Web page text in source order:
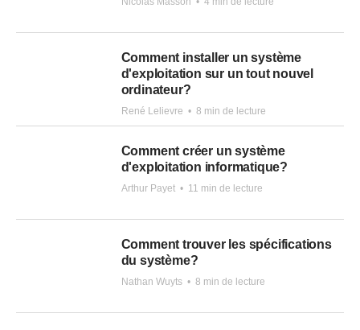
Comment installer un système
d'exploitation sur un tout nouvel
ordinateur?
René Lelievre • 8 min de lecture
Comment créer un système
d'exploitation informatique?
Arthur Payet • 11 min de lecture
Comment trouver les spécifications
du système?
Nathan Wuyts • 8 min de lecture